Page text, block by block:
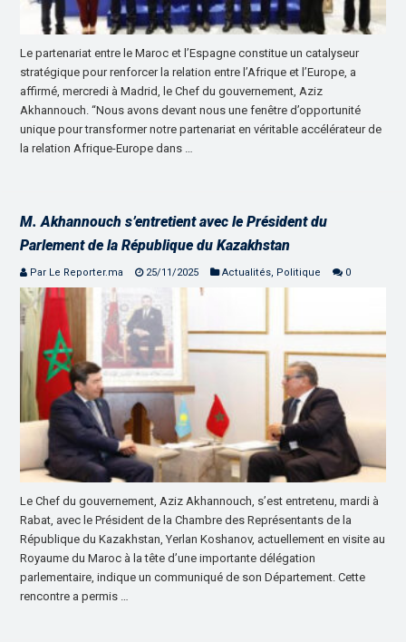
Le partenariat entre le Maroc et l’Espagne constitue un catalyseur
stratégique pour renforcer la relation entre l’Afrique et l’Europe, a
affirmé, mercredi à Madrid, le Chef du gouvernement, Aziz
Akhannouch. “Nous avons devant nous une fenêtre d’opportunité
unique pour transformer notre partenariat en véritable accélérateur de
la relation Afrique-Europe dans …
M. Akhannouch s’entretient avec le Président du
Parlement de la République du Kazakhstan
Par Le Reporter.ma 25/11/2025 Actualités, Politique 0
Le Chef du gouvernement, Aziz Akhannouch, s’est entretenu, mardi à
Rabat, avec le Président de la Chambre des Représentants de la
République du Kazakhstan, Yerlan Koshanov, actuellement en visite au
Royaume du Maroc à la tête d’une importante délégation
parlementaire, indique un communiqué de son Département. Cette
rencontre a permis …